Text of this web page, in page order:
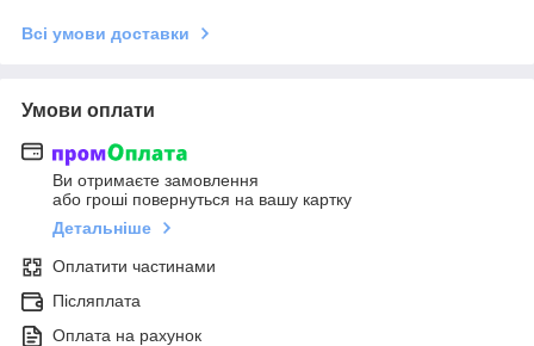
Всі умови доставки
Умови оплати
Ви отримаєте замовлення
або гроші повернуться на вашу картку
Детальніше
Оплатити частинами
Післяплата
Оплата на рахунок